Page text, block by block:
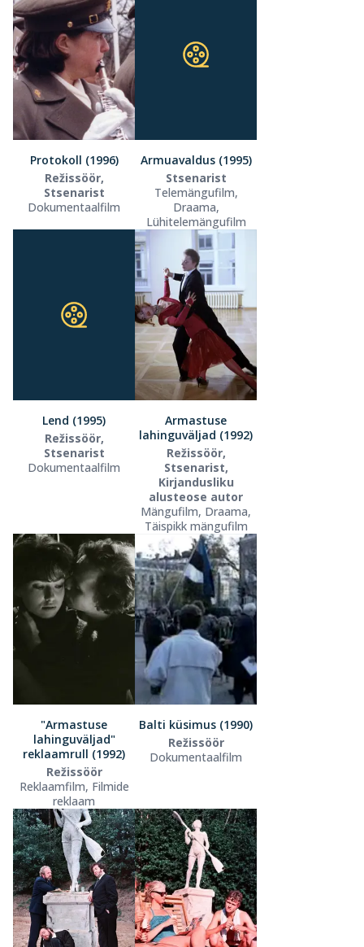
Protokoll (1996)
Režissöör,
Stsenarist
Dokumentaalfilm
Armuavaldus (1995)
Stsenarist
Telemängufilm,
Draama,
Lühitelemängufilm
Lend (1995)
Režissöör,
Stsenarist
Dokumentaalfilm
Armastuse
lahinguväljad (1992)
Režissöör,
Stsenarist,
Kirjandusliku
alusteose autor
Mängufilm, Draama,
Täispikk mängufilm
"Armastuse
lahinguväljad"
reklaamrull (1992)
Režissöör
Reklaamfilm, Filmide
reklaam
Balti küsimus (1990)
Režissöör
Dokumentaalfilm